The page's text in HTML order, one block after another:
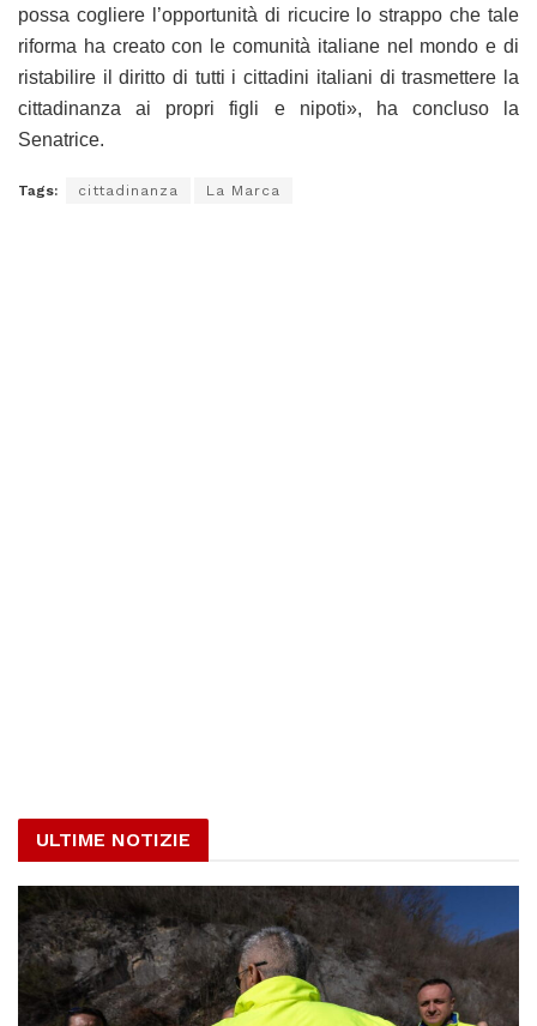
possa cogliere l’opportunità di ricucire lo strappo che tale
riforma ha creato con le comunità italiane nel mondo e di
ristabilire il diritto di tutti i cittadini italiani di trasmettere la
cittadinanza ai propri figli e nipoti», ha concluso la
Senatrice.
Tags: cittadinanza La Marca
ULTIME NOTIZIE